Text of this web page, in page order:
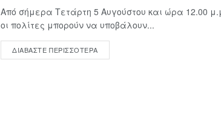
Από σήμερα Τετάρτη 5 Αυγούστου και ώρα 12.00
οι πολίτες μπορούν να υποβάλουν...
ΔΙΑΒΆΣΤΕ ΠΕΡΙΣΣΌΤΕΡΑ